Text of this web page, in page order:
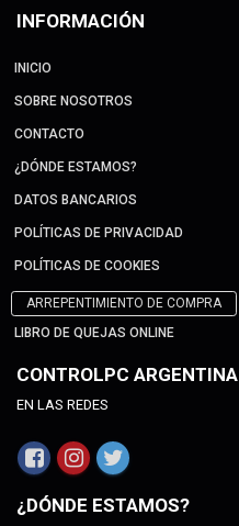
INFORMACIÓN
INICIO
SOBRE NOSOTROS
CONTACTO
¿DÓNDE ESTAMOS?
DATOS BANCARIOS
POLÍTICAS DE PRIVACIDAD
POLÍTICAS DE COOKIES
ARREPENTIMIENTO DE COMPRA
LIBRO DE QUEJAS ONLINE
CONTROLPC ARGENTINA
EN LAS REDES
¿DÓNDE ESTAMOS?